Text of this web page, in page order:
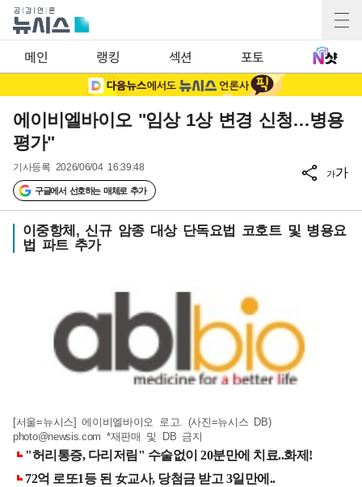
메인 랭킹 섹션 포토
에이비엘바이오 "임상 1상 변경 신청…병용
평가"
기사등록 2026/06/04 16:39:48
구글에서 선호하는 매체로 추가
가가
이중항체, 신규 암종 대상 단독요법 코호트 및 병용요
법 파트 추가
[서울=뉴시스] 에이비엘바이오 로고. (사진=뉴시스 DB)
photo@newsis.com *재판매 및 DB 금지